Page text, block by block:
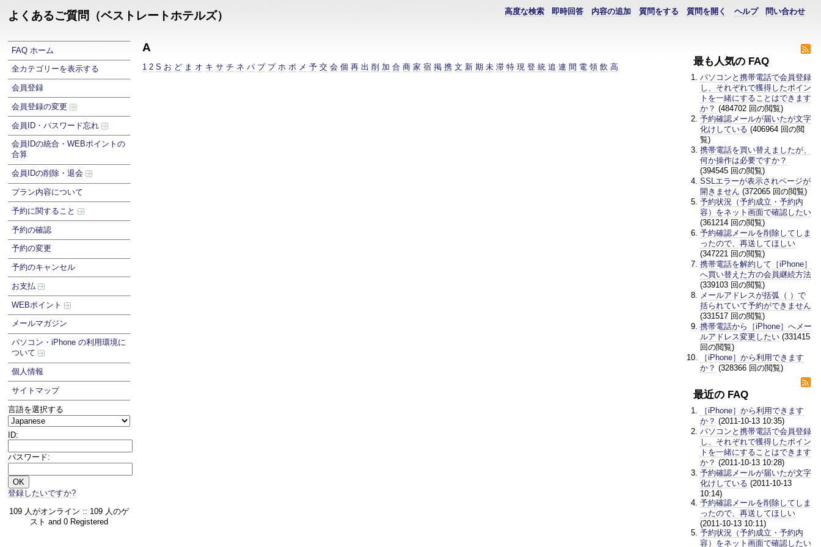
よくあるご質問（ベストレートホテルズ） 問い合わせ
ヘルプ
質問を開く
質問をする
内容の追加
即時回答
高度な検索
FAQ ホーム
全カテゴリーを表示する
会員登録
会員登録の変更
会員ID・パスワード忘れ
会員IDの統合・WEBポイントの
合算
会員IDの削除・退会
プラン内容について
予約に関すること
予約の確認
予約の変更
予約のキャンセル
お支払
WEBポイント
メールマガジン
パソコン・iPhone の利用環境に
ついて
個人情報
サイトマップ
言語を選択する
ID:
パスワード:
登録したいですか?
109 人がオンライン :: 109 人のゲ
スト and 0 Registered
最も人気の FAQ
パソコンと携帯電話で会員登録
し、それぞれで獲得したポイン
トを一緒にすることはできます
か？ (484702 回の閲覧)
予約確認メールが届いたが文字
化けしている (406964 回の閲
覧)
携帯電話を買い替えましたが、
何か操作は必要ですか？
(394545 回の閲覧)
SSLエラーが表示されページが
開きません (372065 回の閲覧)
予約状況（予約成立・予約内
容）をネット画面で確認したい
(361214 回の閲覧)
予約確認メールを削除してしま
ったので、再送してほしい
(347221 回の閲覧)
携帯電話を解約して［iPhone］
へ買い替えた方の会員継続方法
(339103 回の閲覧)
メールアドレスが括弧（ ）で
括られていて予約ができません
(331517 回の閲覧)
携帯電話から［iPhone］へメー
ルアドレス変更したい (331415
回の閲覧)
［iPhone］から利用できます
か？ (328366 回の閲覧)
最近の FAQ
［iPhone］から利用できます
か？ (2011-10-13 10:35)
パソコンと携帯電話で会員登録
し、それぞれで獲得したポイン
トを一緒にすることはできます
か？ (2011-10-13 10:28)
予約確認メールが届いたが文字
化けしている (2011-10-13
10:14)
予約確認メールを削除してしま
ったので、再送してほしい
(2011-10-13 10:11)
予約状況（予約成立・予約内
容）をネット画面で確認したい
A
1 2 S お ど ま オ キ サ チ ネ パ ブ プ ホ ポ メ 予 交 会 個 再 出 削 加 合 商 家 宿 掲 携 文 新 期 未 滞 特 現 登 統 追 連 間 電 領 飲 高